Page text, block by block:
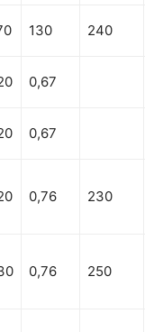
130 240
0,67
0,67
0,76 230
0,76 250